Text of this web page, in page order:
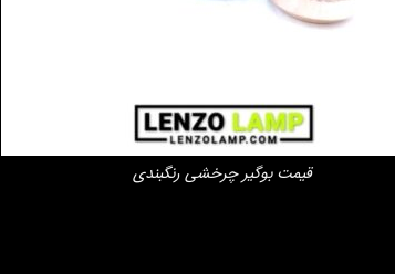
قیمت بوگیر چرخشی رنگبندی